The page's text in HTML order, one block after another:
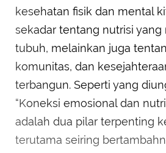
kesehatan fisik dan mental
sekadar tentang nutrisi
tubuh, melainkan juga
komunitas, dan
terbangun. Seperti yang
“Koneksi emosional dan
adalah dua pilar terpenting
terutama seiring